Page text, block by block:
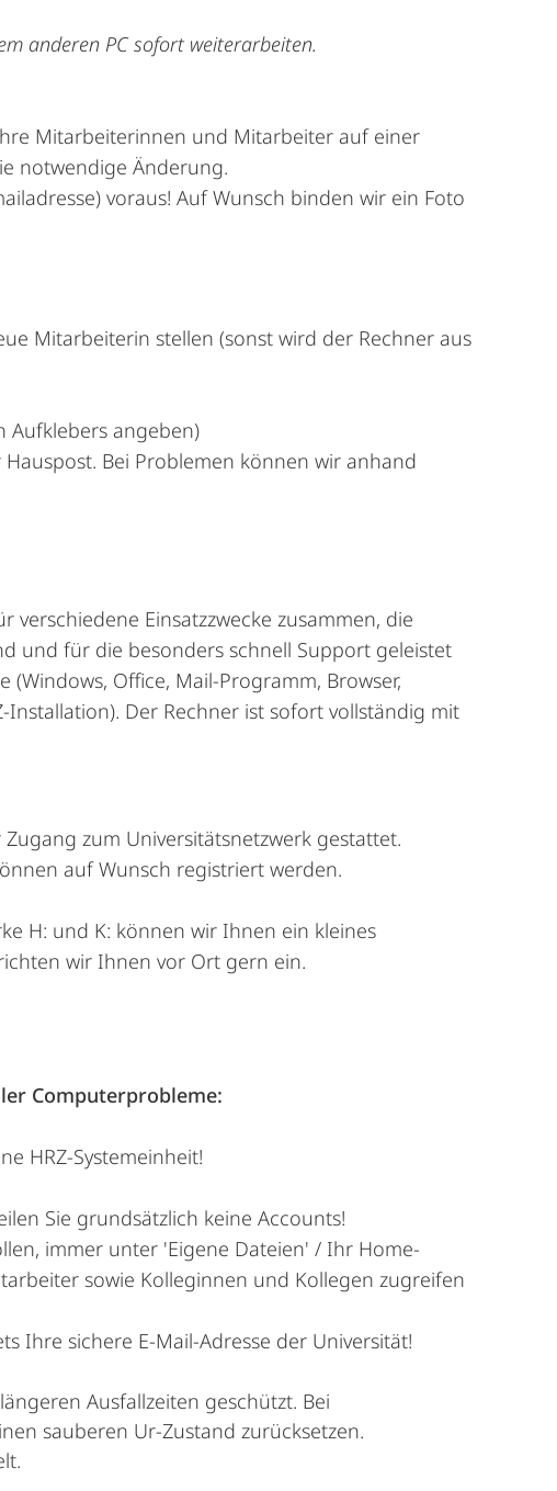
anderen PC sofort weiterarbeiten.
Mitarbeiterinnen und Mitarbeiter auf einer
notwendige Änderung.
voraus! Auf Wunsch binden wir ein Foto
Mitarbeiterin stellen (sonst wird der Rechner aus
Aufklebers angeben)
Bei Problemen können wir anhand
verschiedene Einsatzzwecke zusammen, die
und für die besonders schnell Support geleistet
Office, Mail-Programm, Browser,
Installation). Der Rechner ist sofort vollständig mit
zum Universitätsnetzwerk gestattet.
auf Wunsch registriert werden.
H: und K: können wir Ihnen ein kleines
wir Ihnen vor Ort gern ein.
Computerprobleme:
HRZ-Systemeinheit!
Sie grundsätzlich keine Accounts!
immer unter 'Eigene Dateien' / Ihr Home-
sowie Kolleginnen und Kollegen zugreifen
Ihre sichere E-Mail-Adresse der Universität!
Ausfallzeiten geschützt. Bei
sauberen Ur-Zustand zurücksetzen.